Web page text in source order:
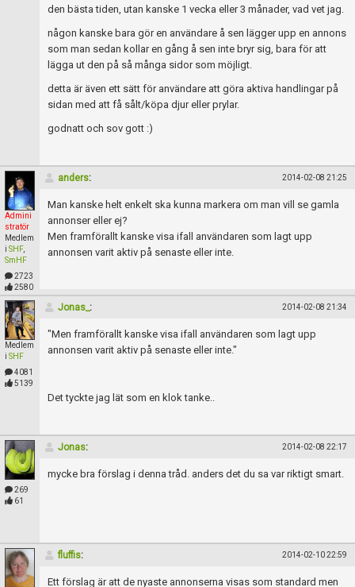
den bästa tiden, utan kanske 1 vecka eller 3 månader, vad vet jag.
någon kanske bara gör en användare å sen lägger upp en annons
som man sedan kollar en gång å sen inte bryr sig, bara för att
lägga ut den på så många sidor som möjligt.
detta är även ett sätt för användare att göra aktiva handlingar på
sidan med att få sålt/köpa djur eller prylar.
godnatt och sov gott :)
Admini
stratör
Medlem
i SHF,
SmHF
2723
2580
anders: 2014-02-08 21:25
Man kanske helt enkelt ska kunna markera om man vill se gamla
annonser eller ej?
Men framförallt kanske visa ifall användaren som lagt upp
annonsen varit aktiv på senaste eller inte.
Medlem
i SHF
4081
5139
Jonas_: 2014-02-08 21:34
"Men framförallt kanske visa ifall användaren som lagt upp
annonsen varit aktiv på senaste eller inte."
Det tyckte jag lät som en klok tanke..
269
61
Jonas: 2014-02-08 22:17
mycke bra förslag i denna tråd. anders det du sa var riktigt smart.
fluffis: 2014-02-10 22:59
Ett förslag är att de nyaste annonserna visas som standard men